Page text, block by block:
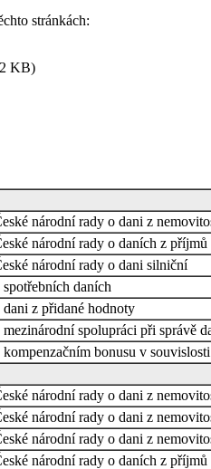
stránkách:
KB)
národní rady o dani z
národní rady o daních z příjmů
národní rady o dani silniční
daních
dani z přidané hodnoty
spolupráci při správě
kompenzačním bonusu v
národní rady o dani z
národní rady o dani z
národní rady o dani z
národní rady o daních z příjmů